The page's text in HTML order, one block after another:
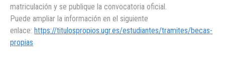
matriculación y se publique la convocatoria oficial.
Puede ampliar la información en el siguiente
enlace: https://titulospropios.ugr.es/estudiantes/tramites/becas-
propias